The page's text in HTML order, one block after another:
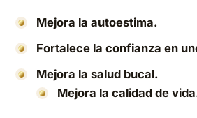
Mejora la autoestima.
Fortalece la confianza en
Mejora la salud bucal.
Mejora la calidad de